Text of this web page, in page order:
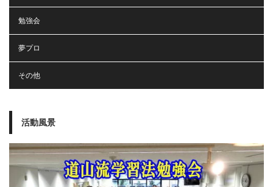
勉強会
夢プロ
その他
活動風景